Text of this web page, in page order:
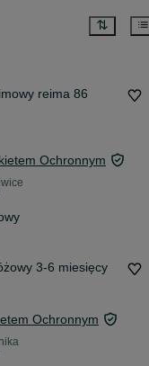
reima 86
Ochronnym
3-6 miesięcy
Ochronnym